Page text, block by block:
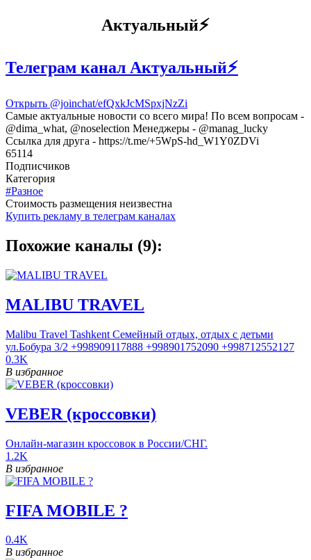
Актуальный⚡️
Телеграм канал Актуальный⚡️
Открыть @joinchat/efQxkJcMSpxjNzZi
Самые актуальные новости со всего мира! По всем вопросам -
@dima_what, @noselection Менеджеры - @manag_lucky
Ссылка для друга - https://t.me/+5WpS-hd_W1Y0ZDVi
65114
Подписчиков
Категория
#Разное
Cтоимость размещения неизвестна
Купить рекламу в телеграм каналах
Похожие каналы (9):
MALIBU TRAVEL
Malibu Travel Tashkent Семейный отдых, отдых с детьми
ул.Бобура 3/2 +998909117888 +998901752090 +998712552127
0.3K
В избранное
VEBER (кроссовки)
Онлайн-магазин кроссовок в России/СНГ.
1.2K
В избранное
FIFA MOBILE ?
0.4K
В избранное